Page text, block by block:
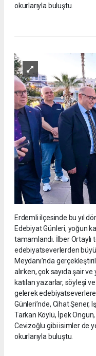
okurlarıyla buluştu.
Erdemli ilçesinde bu yıl
Edebiyat Günleri, yoğun
tamamlandı. İlber Ortaylı
edebiyatseverlerden
Meydanı’nda
alırken, çok sayıda şair
katılan yazarlar, söyleşi
gelerek
Günleri’nde, Cihat Şener,
Tarkan Köylü, İpek
Cevizoğlu gibi isimler de
okurlarıyla buluştu.